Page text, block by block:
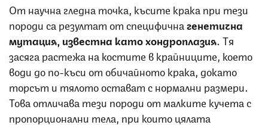
От научна гледна точка, късите крака при тези
породи са резултат от специфичнагенетична
мутация, известна като хондроплазия. Тя
засяга растежа на костите в крайниците, което
води до по-къси от обичайното крака, докато
торсът и тялото остават с нормални размери.
Това отличава тези породи от малките кучета с
пропорционални тела, при които цялата